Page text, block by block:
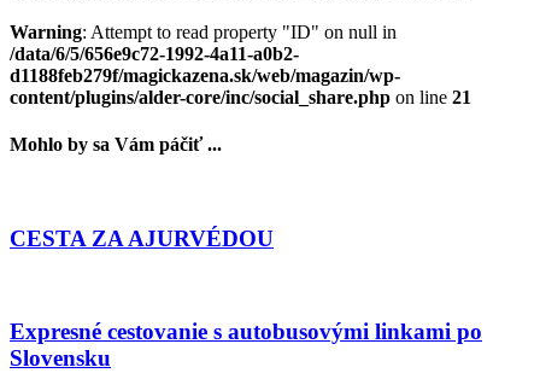
Warning: Attempt to read property "ID" on null in
/data/6/5/656e9c72-1992-4a11-a0b2-
d1188feb279f/magickazena.sk/web/magazin/wp-
content/plugins/alder-core/inc/social_share.php on line 21
Mohlo by sa Vám páčiť ...
CESTA ZA AJURVÉDOU
Expresné cestovanie s autobusovými linkami po
Slovensku